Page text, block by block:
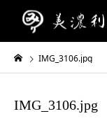
IMG_3106.jpg
IMG_3106.jpg